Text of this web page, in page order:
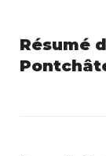
Résumé